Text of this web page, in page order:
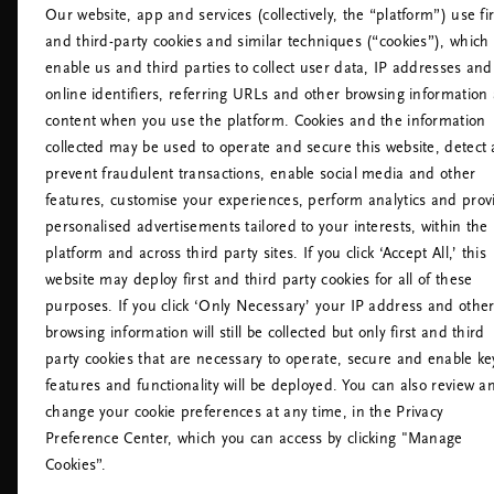
Vanlige spørsmål
Kontakt oss
Retningslinjer for informasjonskapsler
Innstillinger for informasjonskapsler
Tilgjengelighetserklæring
Retningslinjer For Personvern
Rituals Husregler
Angre avtalen
Hoteller
Flyplasser
RING KUNDESERVICE:
+47 23963309
Lokal tariff
Our website, app and services (collectively, the “platform”) use
and third-party cookies and similar techniques (“cookies”), which
enable us and third parties to collect user data, IP addresses and
online identifiers, referring URLs and other browsing information
content when you use the platform. Cookies and the information
collected may be used to operate and secure this website, detect
prevent fraudulent transactions, enable social media and other
features, customise your experiences, perform analytics and
personalised advertisements tailored to your interests, within the
platform and across third party sites. If you click ‘Accept All,’ this
website may deploy first and third party cookies for all of these
purposes. If you click ‘Only Necessary’ your IP address and other
browsing information will still be collected but only first and third
party cookies that are necessary to operate, secure and enable
features and functionality will be deployed. You can also review
change your cookie preferences at any time, in the Privacy
Preference Center, which you can access by clicking "Manage
Cookies”.